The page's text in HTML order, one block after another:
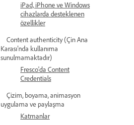
iPad, iPhone ve Windows
cihazlarda desteklenen
özellikler
Content authenticity (Çin Ana
Karası'nda kullanıma
sunulmamaktadır)
Fresco'da Content
Credentials
Çizim, boyama, animasyon
uygulama ve paylaşma
Katmanlar